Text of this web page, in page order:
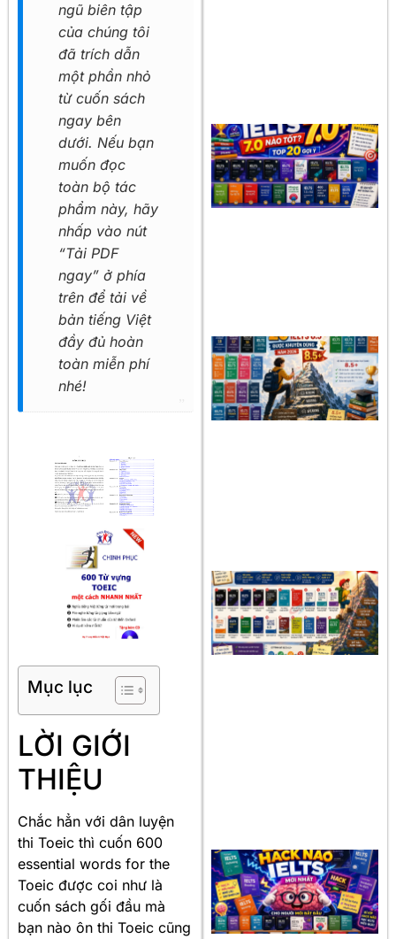
ngũ biên tập
của chúng tôi
đã trích dẫn
một phần nhỏ
từ cuốn sách
ngay bên
dưới. Nếu bạn
muốn đọc
toàn bộ tác
phẩm này, hãy
nhấp vào nút
“Tải PDF
ngay” ở phía
trên để tải về
bản tiếng Việt
đầy đủ hoàn
toàn miễn phí
nhé!
Mục lục
LỜI GIỚI
THIỆU
Chắc hẳn với dân luyện
thi Toeic thì cuốn 600
essential words for the
Toeic được coi như là
cuốn sách gối đầu mà
bạn nào ôn thi Toeic cũng